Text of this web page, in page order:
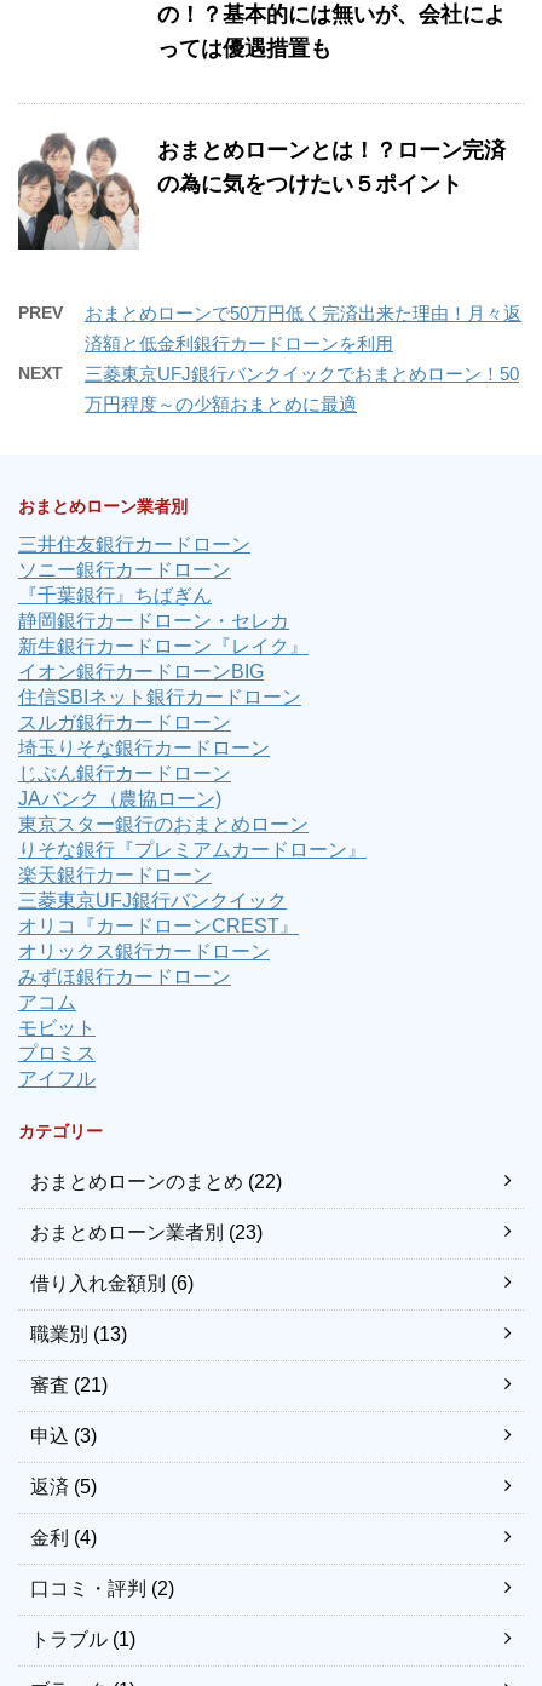
の！？基本的には無いが、会社によ
っては優遇措置も
おまとめローンとは！？ローン完済
の為に気をつけたい５ポイント
PREV
おまとめローンで50万円低く完済出来た理由！月々返
済額と低金利銀行カードローンを利用
NEXT
三菱東京UFJ銀行バンクイックでおまとめローン！50
万円程度～の少額おまとめに最適
おまとめローン業者別
三井住友銀行カードローン
ソニー銀行カードローン
『千葉銀行』ちばぎん
静岡銀行カードローン・セレカ
新生銀行カードローン『レイク』
イオン銀行カードローンBIG
住信SBIネット銀行カードローン
スルガ銀行カードローン
埼玉りそな銀行カードローン
じぶん銀行カードローン
JAバンク（農協ローン)
東京スター銀行のおまとめローン
りそな銀行『プレミアムカードローン』
楽天銀行カードローン
三菱東京UFJ銀行バンクイック
オリコ『カードローンCREST』
オリックス銀行カードローン
みずほ銀行カードローン
アコム
モビット
プロミス
アイフル
カテゴリー
おまとめローンのまとめ (22)
おまとめローン業者別 (23)
借り入れ金額別 (6)
職業別 (13)
審査 (21)
申込 (3)
返済 (5)
金利 (4)
口コミ・評判 (2)
トラブル (1)